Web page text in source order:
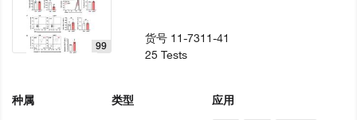
99
种属
类型
应用
货号 11-7311-41
25 Tests